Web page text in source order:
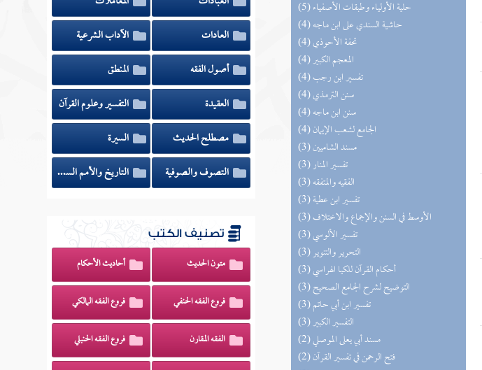
(5) حلية الأولياء وطبقات الأصفياء
(4) حاشية السندي على ابن ماجه
(4) تحفة الأحوذي
(4) المعجم الكبير
(4) تفسير ابن رجب
(4) سنن الترمذي
(4) سنن ابن ماجه
(4) الجامع لشعب الإيمان
(3) مسند الشاميين
(3) تفسير المنار
(3) الفقيه والمتفقه
(3) تفسير ابن عطية
(3) الأوسط في السنن والإجماع والاختلاف
(3) تفسير الألوسي
(3) التحرير والتنوير
(3) أحكام القرآن للكيا الهراسي
(3) التوضيح لشرح الجامع الصحيح
(3) تفسير ابن أبي حاتم
(3) التفسير الكبير
(2) مسند أبي يعلى الموصلي
(2) فتح الرحمن في تفسير القرآن
العادات
الآداب الشرعية
أصول الفقه
المنطق
العقيدة
التفسير وعلوم القرآن
مصطلح الحديث
السيرة
التصوف والصوفية
التاريخ والأمم السابقة
تصنيف الكتب
متون الحديث أحاديث الأحكام
فروع الفقه الحنفي فروع الفقه المالكي
الفقه المقارن فروع الفقه الحنبلي